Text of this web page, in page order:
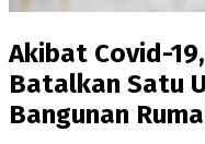
Akibat Covid-
Batalkan Satu
Bangunan